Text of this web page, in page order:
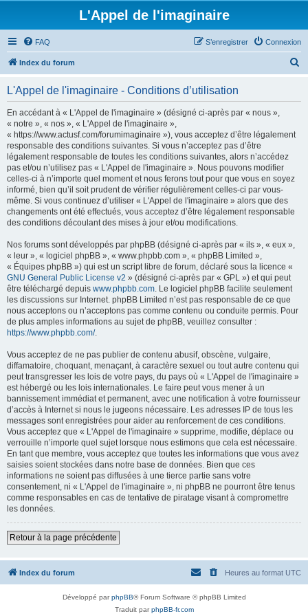
L'Appel de l'imaginaire
FAQ Connexion
S’enregistrer
Index du forum
L'Appel de l'imaginaire - Conditions d’utilisation
En accédant à « L'Appel de l'imaginaire » (désigné ci-après par « nous »,
« notre », « nos », « L'Appel de l'imaginaire »,
« https://www.actusf.com/forumimaginaire »), vous acceptez d’être légalement
responsable des conditions suivantes. Si vous n’acceptez pas d’être
légalement responsable de toutes les conditions suivantes, alors n’accédez
pas et/ou n’utilisez pas « L'Appel de l'imaginaire ». Nous pouvons modifier
celles-ci à n’importe quel moment et nous ferons tout pour que vous en soyez
informé, bien qu’il soit prudent de vérifier régulièrement celles-ci par vous-
même. Si vous continuez d’utiliser « L'Appel de l'imaginaire » alors que des
changements ont été effectués, vous acceptez d’être légalement responsable
des conditions découlant des mises à jour et/ou modifications.
Nos forums sont développés par phpBB (désigné ci-après par « ils », « eux »,
« leur », « logiciel phpBB », « www.phpbb.com », « phpBB Limited »,
« Équipes phpBB ») qui est un script libre de forum, déclaré sous la licence «
GNU General Public License v2 » (désigné ci-après par « GPL ») et qui peut
être téléchargé depuis www.phpbb.com. Le logiciel phpBB facilite seulement
les discussions sur Internet. phpBB Limited n’est pas responsable de ce que
nous acceptons ou n’acceptons pas comme contenu ou conduite permis. Pour
de plus amples informations au sujet de phpBB, veuillez consulter :
https://www.phpbb.com/.
Vous acceptez de ne pas publier de contenu abusif, obscène, vulgaire,
diffamatoire, choquant, menaçant, à caractère sexuel ou tout autre contenu qui
peut transgresser les lois de votre pays, du pays où « L'Appel de l'imaginaire »
est hébergé ou les lois internationales. Le faire peut vous mener à un
bannissement immédiat et permanent, avec une notification à votre fournisseur
d’accès à Internet si nous le jugeons nécessaire. Les adresses IP de tous les
messages sont enregistrées pour aider au renforcement de ces conditions.
Vous acceptez que « L'Appel de l'imaginaire » supprime, modifie, déplace ou
verrouille n’importe quel sujet lorsque nous estimons que cela est nécessaire.
En tant que membre, vous acceptez que toutes les informations que vous avez
saisies soient stockées dans notre base de données. Bien que ces
informations ne soient pas diffusées à une tierce partie sans votre
consentement, ni « L'Appel de l'imaginaire », ni phpBB ne pourront être tenus
comme responsables en cas de tentative de piratage visant à compromettre
les données.
Retour à la page précédente
Index du forum Heures au format UTC
Développé parphpBB® Forum Software © phpBB Limited
Traduit parphpBB-fr.com